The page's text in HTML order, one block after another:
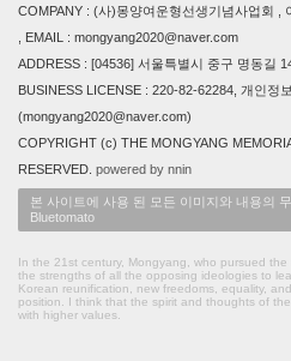
COMPANY : (사)몽양여운형선생기념사업회 ,
, EMAIL : mongyang2020@naver.com
ADDRESS : [04536] 서울특별시 중구 명동길
BUSINESS LICENSE : 220-82-62284, 개인정
(mongyang2020@naver.com)
COPYRIGHT (c) THE MONGYANG
RESERVED. powered by nnin
본 사이트에 사용 된 모든 이미지와 내용의
Bluetomato
In the 21st century, Mongyang, who pursued
the strengths of all the opposing ideologies to
Korean reunification, new freedoms, equality,
position. I think that the spirit and thoughts of
with higher values.